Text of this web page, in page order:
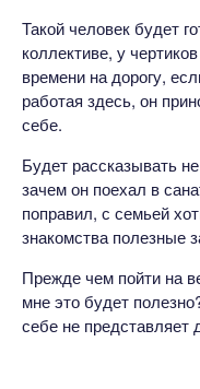
Такой человек будет
коллективе, у
времени на дорогу,
работая здесь, он
себе.
Будет рассказывать
зачем он поехал в
поправил, с семьей
знакомства полезные
Прежде чем пойти на
мне это будет
себе не представляет